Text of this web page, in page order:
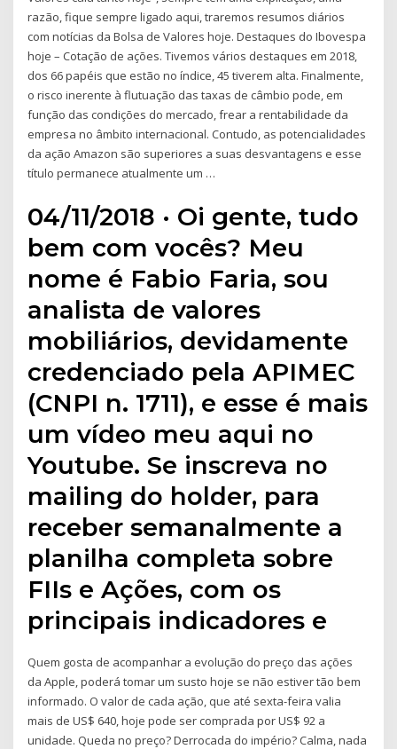
razão, fique sempre ligado aqui, traremos resumos diários
com notícias da Bolsa de Valores hoje. Destaques do Ibovespa
hoje – Cotação de ações. Tivemos vários destaques em 2018,
dos 66 papéis que estão no índice, 45 tiverem alta. Finalmente,
o risco inerente à flutuação das taxas de câmbio pode, em
função das condições do mercado, frear a rentabilidade da
empresa no âmbito internacional. Contudo, as potencialidades
da ação Amazon são superiores a suas desvantagens e esse
título permanece atualmente um …
04/11/2018 · Oi gente, tudo
bem com vocês? Meu
nome é Fabio Faria, sou
analista de valores
mobiliários, devidamente
credenciado pela APIMEC
(CNPI n. 1711), e esse é mais
um vídeo meu aqui no
Youtube. Se inscreva no
mailing do holder, para
receber semanalmente a
planilha completa sobre
FIIs e Ações, com os
principais indicadores e
Quem gosta de acompanhar a evolução do preço das ações
da Apple, poderá tomar um susto hoje se não estiver tão bem
informado. O valor de cada ação, que até sexta-feira valia
mais de US$ 640, hoje pode ser comprada por US$ 92 a
unidade. Queda no preço? Derrocada do império? Calma, nada